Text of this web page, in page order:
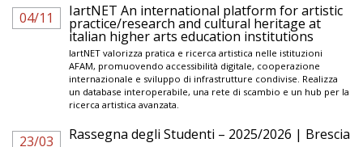
04/11 IartNET An international platform for artistic
practice/research and cultural heritage at
italian higher arts education institutions
IartNET valorizza pratica e ricerca artistica nelle istituzioni
AFAM, promuovendo accessibilità digitale, cooperazione
internazionale e sviluppo di infrastrutture condivise. Realizza
un database interoperabile, una rete di scambio e un hub per la
ricerca artistica avanzata.
23/03 Rassegna degli Studenti – 2025/2026 | Brescia